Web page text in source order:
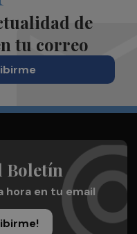
de
tu correo
Boletín
hora en tu email